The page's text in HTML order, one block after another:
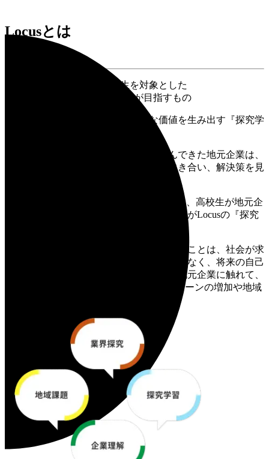
Locusとは
進学・就職を検討する高校生を対象とした
探究学習プログラム「Locus」が目指すもの
新たな価値を生み出す 『探究学
歩んできた地元企業は、
さまざまな課題に向き合い、 解決策を見
そんなプロの課題解決の“現場”に直に触れ、 高校生が地元企
同じ課題に取り組めるのがLocusの『探究
「今」を学ぶことは、 社会が求
伸ばすだけでなく、将来の自己
地元企業に触れて、
Uターンの増加や地域